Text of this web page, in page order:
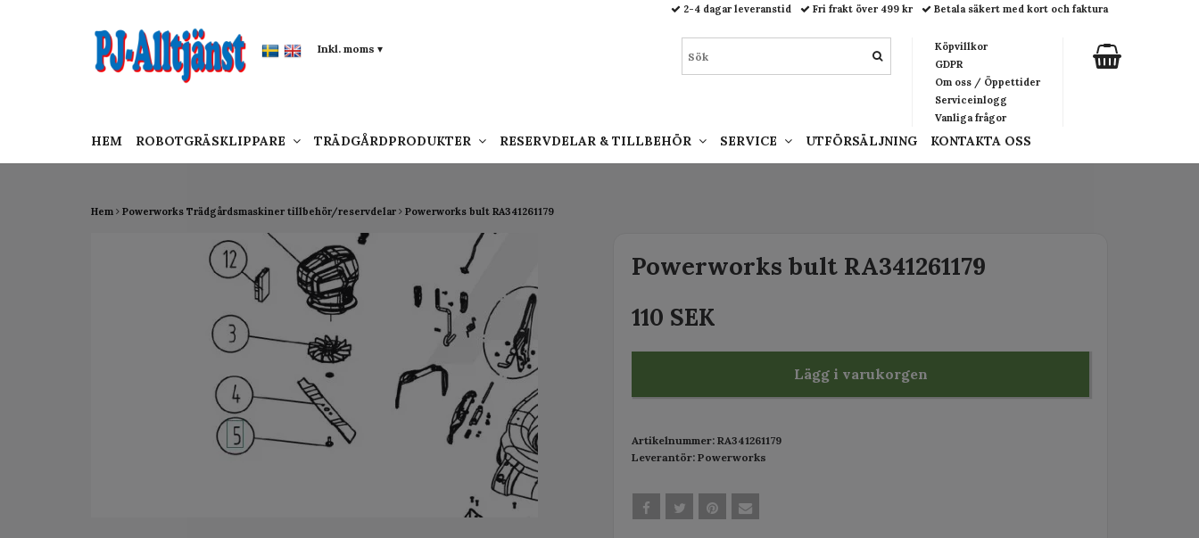
Hem Powerworks Trädgårdsmaskiner tillbehör/reservdelar Powerworks bult RA341261179
Powerworks bult RA341261179
110 SEK
Lägg i varukorgen
Artikelnummer: RA341261179
Leverantör: Powerworks
Inkl. moms ▾
2-4 dagar leveranstid Fri frakt över 499 kr Betala säkert med kort och faktura
Köpvillkor
GDPR
Om oss / Öppettider
Serviceinlogg
Vanliga frågor
HEM ROBOTGRÄSKLIPPARE TRÄDGÅRDPRODUKTER RESERVDELAR & TILLBEHÖR SERVICE UTFÖRSÄLJNING KONTAKTA OSS